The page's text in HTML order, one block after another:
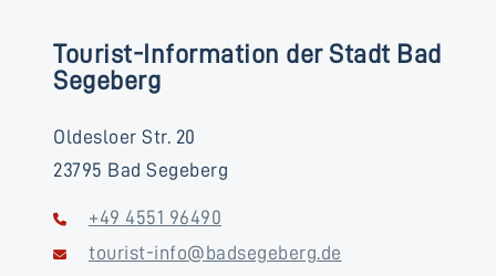
Tourist-Information der Stadt Bad
Segeberg
Oldesloer Str. 20
23795 Bad Segeberg
+49 4551 96490
tourist-info@badsegeberg.de